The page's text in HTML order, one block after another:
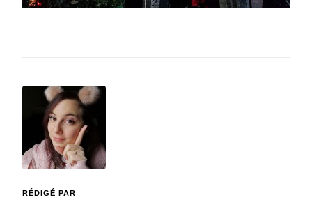
RÉDIGÉ PAR